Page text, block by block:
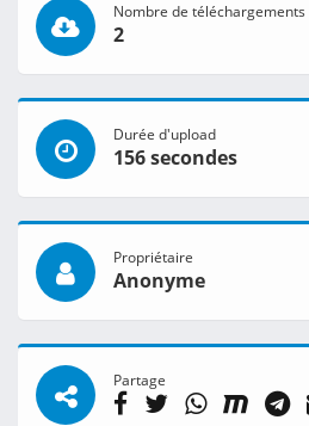
Nombre de téléchargements
2
Durée d'upload
156 secondes
Propriétaire
Anonyme
Partage